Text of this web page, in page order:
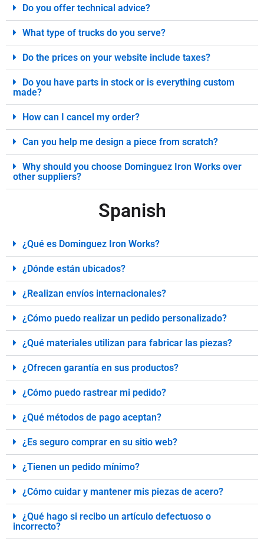
Do you offer technical advice?
What type of trucks do you serve?
Do the prices on your website include taxes?
Do you have parts in stock or is everything custom
made?
How can I cancel my order?
Can you help me design a piece from scratch?
Why should you choose Dominguez Iron Works over
other suppliers?
Spanish
¿Qué es Dominguez Iron Works?
¿Dónde están ubicados?
¿Realizan envíos internacionales?
¿Cómo puedo realizar un pedido personalizado?
¿Qué materiales utilizan para fabricar las piezas?
¿Ofrecen garantía en sus productos?
¿Cómo puedo rastrear mi pedido?
¿Qué métodos de pago aceptan?
¿Es seguro comprar en su sitio web?
¿Tienen un pedido mínimo?
¿Cómo cuidar y mantener mis piezas de acero?
¿Qué hago si recibo un artículo defectuoso o
incorrecto?